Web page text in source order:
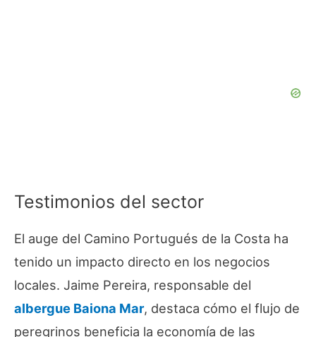
Testimonios del sector
El auge del Camino Portugués de la Costa ha
tenido un impacto directo en los negocios
locales. Jaime Pereira, responsable del
albergue Baiona Mar, destaca cómo el flujo de
peregrinos beneficia la economía de las